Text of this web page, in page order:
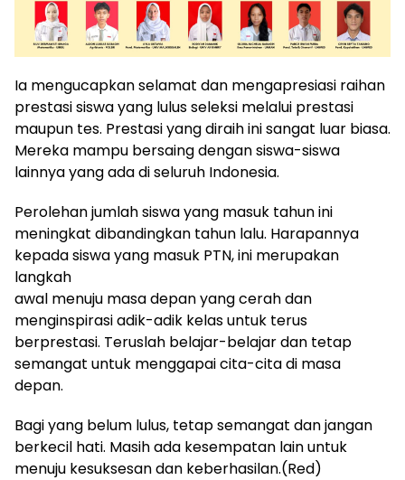
Ia mengucapkan selamat dan mengapresiasi raihan
prestasi siswa yang lulus seleksi melalui prestasi
maupun tes. Prestasi yang diraih ini sangat luar biasa.
Mereka mampu bersaing dengan siswa-siswa
lainnya yang ada di seluruh Indonesia.
Perolehan jumlah siswa yang masuk tahun ini
meningkat dibandingkan tahun lalu. Harapannya
kepada siswa yang masuk PTN, ini merupakan
langkah
awal menuju masa depan yang cerah dan
menginspirasi adik-adik kelas untuk terus
berprestasi. Teruslah belajar-belajar dan tetap
semangat untuk menggapai cita-cita di masa
depan.
Bagi yang belum lulus, tetap semangat dan jangan
berkecil hati. Masih ada kesempatan lain untuk
menuju kesuksesan dan keberhasilan.(Red)